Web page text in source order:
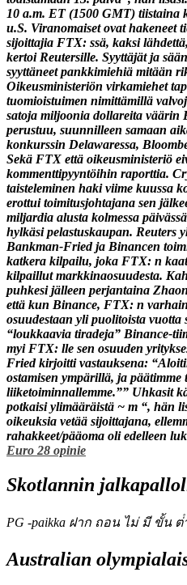
10 a.m. ET (1500 GMT) tiistaina
u.S. Viranomaiset ovat hakeneet
sijoittajia FTX: ssä, kaksi
kertoi Reutersille. Syyttäjät ja
syyttäneet pankkimiehiä mitään
Oikeusministeriön virkamiehet
tuomioistuimen nimittämillä
satoja miljoonia dollareita väärin
perustuu, suunnilleen samaan
konkurssin Delawaressa,
Sekä FTX että oikeusministeriö
kommenttipyyntöihin raporttia.
taisteleminen haki viime kuussa
erottui toimitusjohtajana sen
miljardia alusta kolmessa
hylkäsi pelastuskaupan. Reuters
Bankman-Fried ja Binancen
katkera kilpailu, joka FTX: n
kilpaillut markkinaosuudesta.
puhkesi jälleen perjantaina
että kun Binance, FTX: n
osuudestaan ​​yli puolitoista
“loukkaavia tiradeja” Binance-
myi FTX: lle sen osuuden
Fried kirjoitti vastauksena:
ostamisen ympärillä, ja päätimme
liiketoiminnallemme.”” Uhkasit
potkaisi ylimääräistä ~ m “, hän
oikeuksia vetää sijoittajana,
rahakkeet/pääoma oli edelleen
Euro 28 opinie
Skotlannin
PG -paikka ฝาก ถอน ไม่ มี ขั้น ต่ํ
Australian